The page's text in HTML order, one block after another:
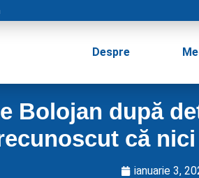
Despre
Bolojan după
că
ianuarie 3,